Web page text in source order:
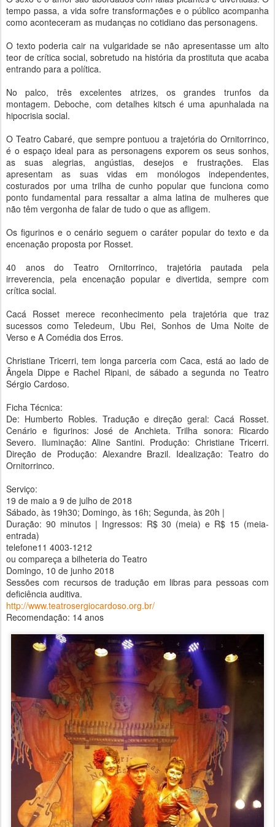
tempo passa, a vida sofre transformações e o público acompanha
como aconteceram as mudanças no cotidiano das personagens.
O texto poderia cair na vulgaridade se não apresentasse um alto
teor de crítica social, sobretudo na história da prostituta que acaba
entrando para a política.
No palco, três excelentes atrizes, os grandes trunfos da
montagem. Deboche, com detalhes kitsch é uma apunhalada na
hipocrisia social.
O Teatro Cabaré, que sempre pontuou a trajetória do Ornitorrinco,
é o espaço ideal para as personagens exporem os seus sonhos,
as suas alegrias, angústias, desejos e frustrações. Elas
apresentam as suas vidas em monólogos independentes,
costurados por uma trilha de cunho popular que funciona como
ponto fundamental para ressaltar a alma latina de mulheres que
não têm vergonha de falar de tudo o que as afligem.
Os figurinos e o cenário seguem o caráter popular do texto e da
encenação proposta por Rosset.
40 anos do Teatro Ornitorrinco, trajetória pautada pela
irreverencia, pela encenação popular e divertida, sempre com
crítica social.
Cacá Rosset merece reconhecimento pela trajetória que traz
sucessos como Teledeum, Ubu Rei, Sonhos de Uma Noite de
Verso e A Comédia dos Erros.
Christiane Tricerri, tem longa parceria com Caca, está ao lado de
Ângela Dippe e Rachel Ripani, de sábado a segunda no Teatro
Sérgio Cardoso.
Ficha Técnica:
De: Humberto Robles. Tradução e direção geral: Cacá Rosset.
Cenário e figurinos: José de Anchieta. Trilha sonora: Ricardo
Severo. Iluminação: Aline Santini. Produção: Christiane Tricerri.
Direção de Produção: Alexandre Brazil. Idealização: Teatro do
Ornitorrinco.
Serviço:
19 de maio a 9 de julho de 2018
Sábado, às 19h30; Domingo, às 16h; Segunda, às 20h |
Duração: 90 minutos | Ingressos: R$ 30 (meia) e R$ 15 (meia-
entrada)
telefone11 4003-1212
ou compareça a bilheteria do Teatro
Domingo, 10 de junho 2018
Sessões com recursos de tradução em libras para pessoas com
deficiência auditiva.
http://www.teatrosergiocardoso.org.br/
Recomendação: 14 anos